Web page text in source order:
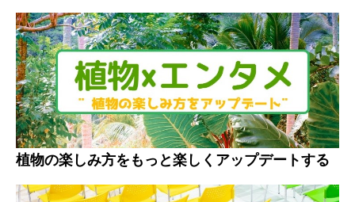
植物の楽しみ方をもっと楽しくアップデートする